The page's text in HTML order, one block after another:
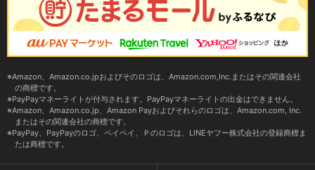
Amazon、Amazon.co.jpおよびそのロゴは、Amazon.com,Inc.またはその関連会社
の商標です。
PayPayマネーライトが付与されます。PayPayマネーライトの出金はできません。
Amazon、Amazon.co.jp、Amazon Payおよびそれらのロゴは、Amazon.com, Inc.
またはその関連会社の商標です。
PayPay、PayPayのロゴ、ペイペイ、Ｐのロゴは、LINEヤフー株式会社の登録商標ま
たは商標です。